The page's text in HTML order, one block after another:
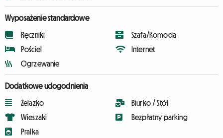
Wyposażenie standardowe
Ręczniki
Pościel
Ogrzewanie
Szafa/Komoda
Internet
Dodatkowe udogodnienia
Żelazko
Wieszaki
Pralka
Biurko / Stół
Bezpłatny parking